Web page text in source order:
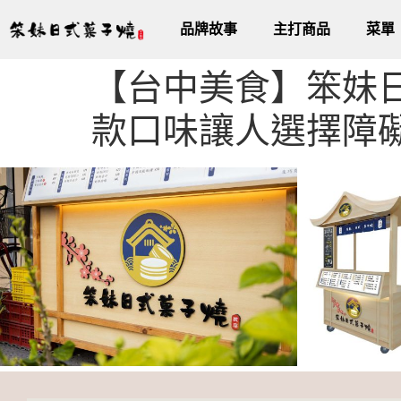
品牌故事 主打商品 菜單
【台中美食】笨
款口味讓人選擇障